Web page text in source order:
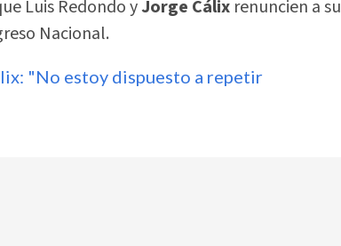
Luis Redondo yJorge Cálix renuncien a su
Nacional.
"No estoy dispuesto a repetir